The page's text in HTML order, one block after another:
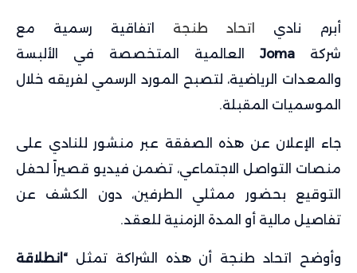
أبرم نادي اتحاد طنجة اتفاقية رسمية مع
شركة Joma العالمية المتخصصة في الألبسة
والمعدات الرياضية، لتصبح المورد الرسمي لفريقه خلال
الموسميات المقبلة.
جاء الإعلان عن هذه الصفقة عبر منشور للنادي على
منصات التواصل الاجتماعي، تضمن فيديو قصيراً لحفل
التوقيع بحضور ممثلي الطرفين، دون الكشف عن
تفاصيل مالية أو المدة الزمنية للعقد.
وأوضح اتحاد طنجة أن هذه الشراكة تمثل “انطلاقة